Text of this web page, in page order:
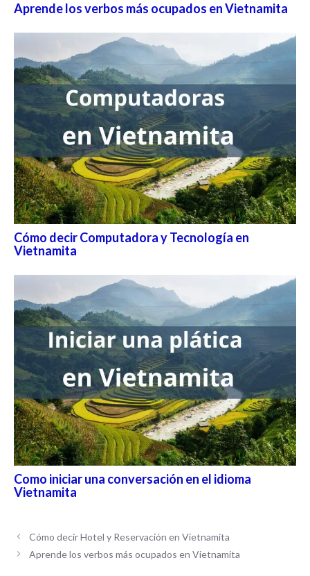
Aprende los verbos más ocupados en Vietnamita
Cómo decir Computadora y Tecnología en
Vietnamita
Como iniciar una conversación en el idioma
Vietnamita
Cómo decir Hotel y Reservación en Vietnamita
Aprende los verbos más ocupados en Vietnamita